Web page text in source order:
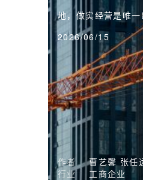
地，做实经营是唯
2026/06/15
作者 曹艺馨 张任
行业
工商企业